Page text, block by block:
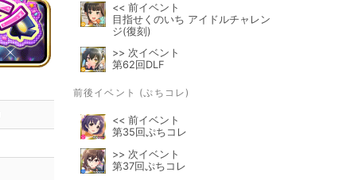
<< 前イベント
目指せくのいち アイドルチャレン
ジ(復刻)
>> 次イベント
第62回DLF
前後イベント (ぷちコレ)
<< 前イベント
第35回ぷちコレ
>> 次イベント
第37回ぷちコレ